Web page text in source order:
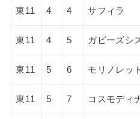
東11 4 4 サフィラ
東11 4 5 ガビーズシ
東11 5 6 モリノレッ
東11 5 7 コスモディ